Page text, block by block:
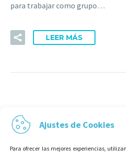
Ajustes de Cookies
Para ofrecer las mejores experiencias,
para trabajar como grupo…
LEER MÁS